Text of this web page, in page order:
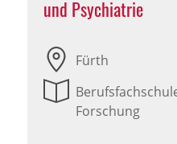
und Psychiatrie
Fürth
Forschung